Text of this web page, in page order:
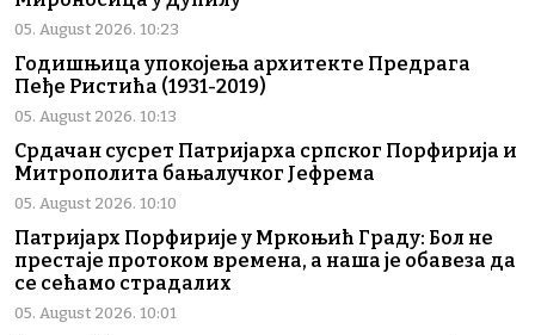
05. August 2026. 10:23
Годишњица упокојења архитекте Предрага
Пеђе Ристића (1931-2019)
05. August 2026. 10:13
Срдачан сусрет Патријарха српског Порфирија и
Митрополита бањалучког Јефрема
05. August 2026. 10:10
Патријарх Порфирије у Мркоњић Граду: Бол не
престаје протоком времена, а наша је обавеза да
се сећамо страдалих
05. August 2026. 10:01